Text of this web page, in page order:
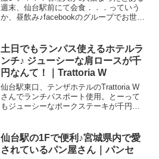
週末、仙台駅前にて会食．．．っていう
か、昼飲み♪facebookのグループでお世話
の管理人さん、もう一方は別のグループ
の元管理人。...
土日でもランパス使えるホテルラ
ンチ♪ ジューシーな肩ロースが千
円なんて！｜Trattoria W
仙台駅東口、テンザホテルのTrattoria W
さんでランチパスポート使用。とーって
もジューシーなポークステーキが千円な
その本を提示するだけでお得にお食事で
きる「ラン...
仙台駅の1Fで便利♪宮城県内で愛
されているパン屋さん｜パンセ